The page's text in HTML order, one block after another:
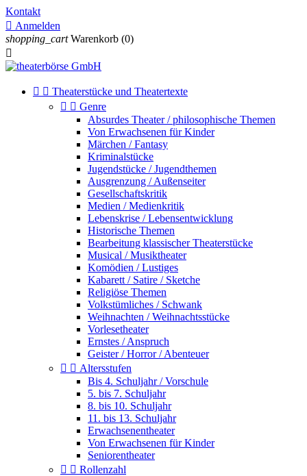
Kontakt
 Anmelden
shopping_cart Warenkorb (0)

  Theaterstücke und Theatertexte
  Genre
Absurdes Theater / philosophische Themen
Von Erwachsenen für Kinder
Märchen / Fantasy
Kriminalstücke
Jugendstücke / Jugendthemen
Ausgrenzung / Außenseiter
Gesellschaftskritik
Medien / Medienkritik
Lebenskrise / Lebensentwicklung
Historische Themen
Bearbeitung klassischer Theaterstücke
Musical / Musiktheater
Komödien / Lustiges
Kabarett / Satire / Sketche
Religiöse Themen
Volkstümliches / Schwank
Weihnachten / Weihnachtsstücke
Vorlesetheater
Ernstes / Anspruch
Geister / Horror / Abenteuer
  Altersstufen
Bis 4. Schuljahr / Vorschule
5. bis 7. Schuljahr
8. bis 10. Schuljahr
11. bis 13. Schuljahr
Erwachsenentheater
Von Erwachsenen für Kinder
Seniorentheater
  Rollenzahl